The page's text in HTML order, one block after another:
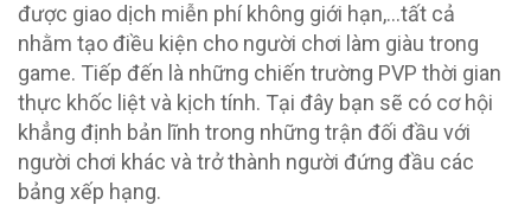
được giao dịch miễn phí không giới hạn,…tất cả
nhằm tạo điều kiện cho người chơi làm giàu trong
game. Tiếp đến là những chiến trường PVP thời gian
thực khốc liệt và kịch tính. Tại đây bạn sẽ có cơ hội
khẳng định bản lĩnh trong những trận đối đầu với
người chơi khác và trở thành người đứng đầu các
bảng xếp hạng.